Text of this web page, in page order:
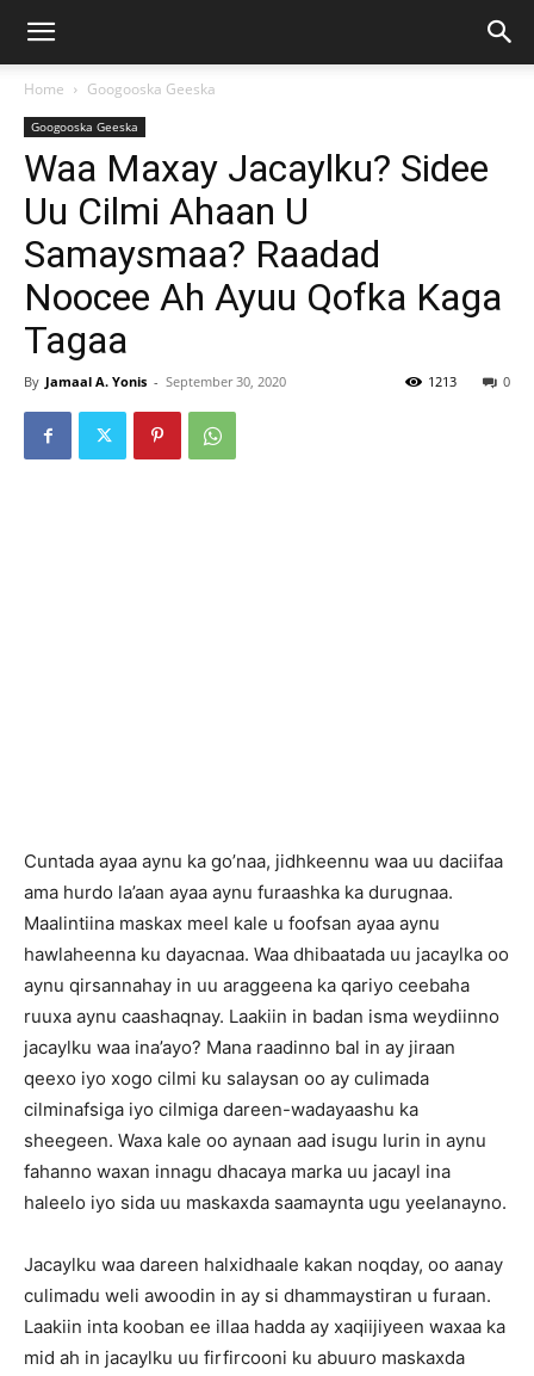
Home Googooska Geeska
Googooska Geeska
Waa Maxay Jacaylku? Sidee
Uu Cilmi Ahaan U
Samaysmaa? Raadad
Noocee Ah Ayuu Qofka Kaga
Tagaa
By Jamaal A. Yonis - September 30, 2020 0
1213
Cuntada ayaa aynu ka go’naa, jidhkeennu waa uu daciifaa
ama hurdo la’aan ayaa aynu furaashka ka durugnaa.
Maalintiina maskax meel kale u foofsan ayaa aynu
hawlaheenna ku dayacnaa. Waa dhibaatada uu jacaylka oo
aynu qirsannahay in uu araggeena ka qariyo ceebaha
ruuxa aynu caashaqnay. Laakiin in badan isma weydiinno
jacaylku waa ina’ayo? Mana raadinno bal in ay jiraan
qeexo iyo xogo cilmi ku salaysan oo ay culimada
cilminafsiga iyo cilmiga dareen-wadayaashu ka
sheegeen. Waxa kale oo aynaan aad isugu lurin in aynu
fahanno waxan innagu dhacaya marka uu jacayl ina
haleelo iyo sida uu maskaxda saamaynta ugu yeelanayno.
Jacaylku waa dareen halxidhaale kakan noqday, oo aanay
culimadu weli awoodin in ay si dhammaystiran u furaan.
Laakiin inta kooban ee illaa hadda ay xaqiijiyeen waxaa ka
mid ah in jacaylku uu firfircooni ku abuuro maskaxda